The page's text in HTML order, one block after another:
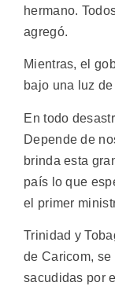
hermano.
agregó.
Mientras, el
bajo una luz
En todo
Depende de
brinda esta
país lo que
el primer
Trinidad y
de Caricom, se
sacudidas por